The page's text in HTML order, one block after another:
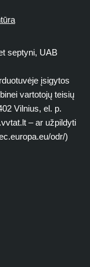
septyni, UAB
įsigytos
vartotojų teisių
Vilnius, el. p.
– ar užpildyti
odr/)